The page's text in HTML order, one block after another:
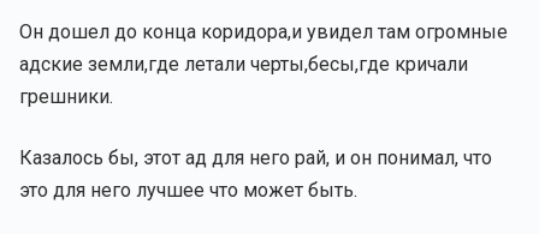
Он дошел до конца коридора,и увидел там огромные
адские земли,где летали черты,бесы,где кричали
грешники.
Казалось бы, этот ад для него рай, и он понимал, что
это для него лучшее что может быть.